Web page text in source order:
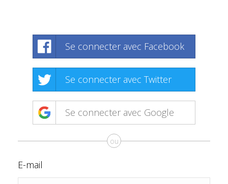
Se connecter avec Facebook
Se connecter avec Twitter
Se connecter avec Google
ou
E-mail